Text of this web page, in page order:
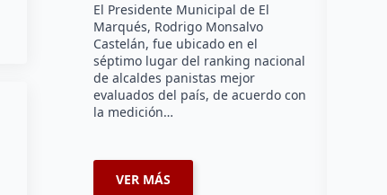
El Presidente Municipal de El
Marqués, Rodrigo Monsalvo
Castelán, fue ubicado en el
séptimo lugar del ranking nacional
de alcaldes panistas mejor
evaluados del país, de acuerdo con
la medición…
VER MÁS
El
la